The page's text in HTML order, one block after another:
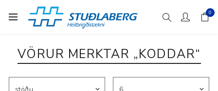
0
VÖRUR MERKTAR „KODDAR“